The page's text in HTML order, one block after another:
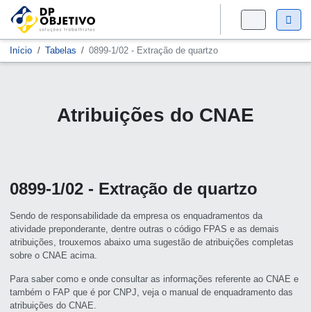
Início Tabelas 0899-1/02 - Extração de quartzo
Atribuições do CNAE
0899-1/02 - Extração de quartzo
Sendo de responsabilidade da empresa os enquadramentos da
atividade preponderante, dentre outras o código FPAS e as demais
atribuições, trouxemos abaixo uma sugestão de atribuições completas
sobre o CNAE acima.
Para saber como e onde consultar as informações referente ao CNAE e
também o FAP que é por CNPJ, veja o manual de enquadramento das
atribuições do CNAE.